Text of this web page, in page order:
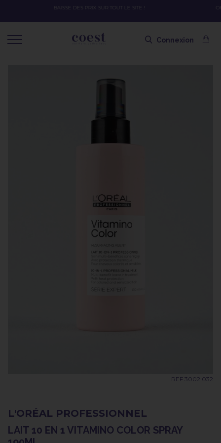
OFFRE SPÉCIALE SOLAIRE SKEYMZEE ! SOIN HYDRATANT + SPRAY +
Connexion
REF 3002.032
L'ORÉAL PROFESSIONNEL
LAIT 10 EN 1 VITAMINO COLOR SPRAY